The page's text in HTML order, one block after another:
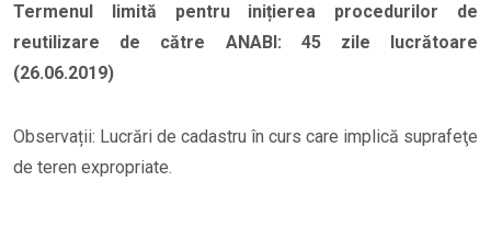
Termenul limită pentru inițierea procedurilor de
reutilizare de către ANABI: 45 zile lucrătoare
(26.06.2019)
Observații: Lucrări de cadastru în curs care implică suprafeţe
de teren expropriate.